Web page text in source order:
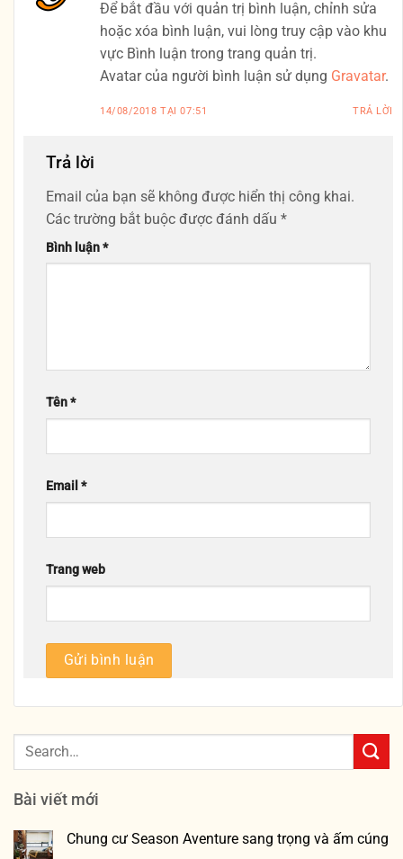
Để bắt đầu với quản trị bình luận, chỉnh sửa
hoặc xóa bình luận, vui lòng truy cập vào khu
vực Bình luận trong trang quản trị.
Avatar của người bình luận sử dụng Gravatar.
14/08/2018 TẠI 07:51 TRẢ LỜI
Trả lời
Email của bạn sẽ không được hiển thị công khai.
Các trường bắt buộc được đánh dấu *
Bình luận*
Tên*
Email *
Trang web
Bài viết mới
Chung cư Season Aventure sang trọng và ấm cúng